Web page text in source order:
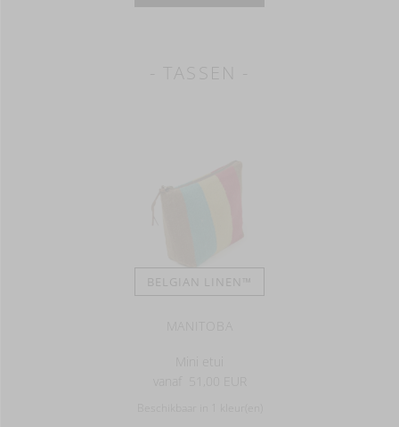
- TASSEN -
BELGIAN LINEN™